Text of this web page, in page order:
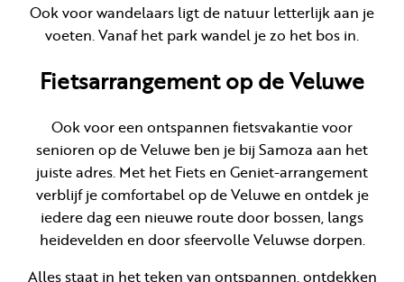
Ook voor wandelaars ligt de natuur letterlijk aan je
voeten. Vanaf het park wandel je zo het bos in.
Fietsarrangement op de Veluwe
Ook voor een ontspannen fietsvakantie voor
senioren op de Veluwe ben je bij Samoza aan het
juiste adres. Met het Fiets en Geniet-arrangement
verblijf je comfortabel op de Veluwe en ontdek je
iedere dag een nieuwe route door bossen, langs
heidevelden en door sfeervolle Veluwse dorpen.
Alles staat in het teken van ontspannen, ontdekken